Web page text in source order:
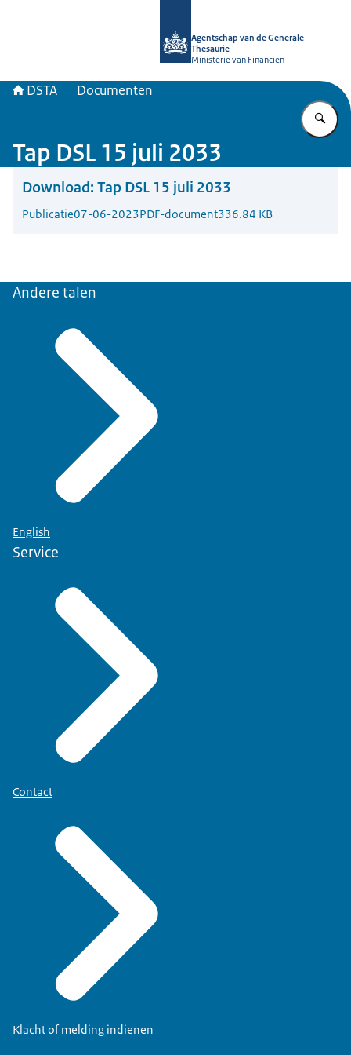
Agentschap van de Generale
Thesaurie
Ministerie van Financiën
DSTA Documenten
Tap DSL 15 juli 2033
Download: Tap DSL 15 juli 2033
Publicatie07-06-2023PDF-document336.84 KB
Andere talen
English
Service
Contact
Klacht of melding indienen